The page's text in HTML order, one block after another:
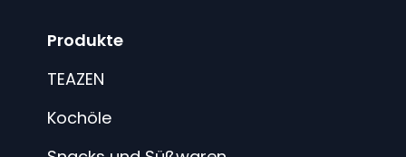
Produkte
TEAZEN
Kochöle